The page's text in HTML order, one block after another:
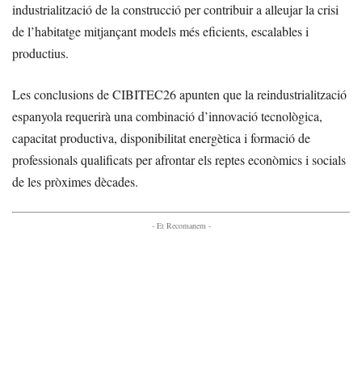
industrialització de la construcció per contribuir a alleujar la crisi
de l’habitatge mitjançant models més eficients, escalables i
productius.
Les conclusions de CIBITEC26 apunten que la reindustrialització
espanyola requerirà una combinació d’innovació tecnològica,
capacitat productiva, disponibilitat energètica i formació de
professionals qualificats per afrontar els reptes econòmics i socials
de les pròximes dècades.
- Et Recomanem -